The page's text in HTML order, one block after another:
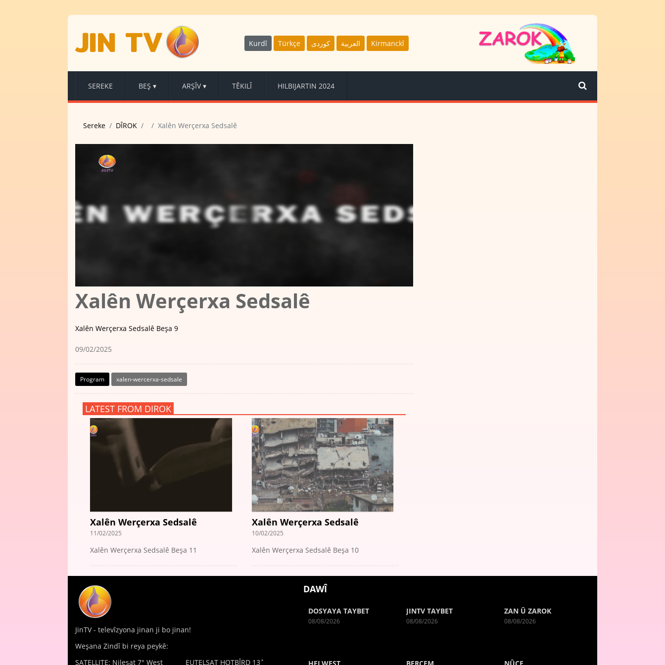
JIN TV Kurdî Türkçe كوردى العربية Kirmanckî
SEREKE BEŞ ▾ ARŞÎV ▾ TÊKILÎ HILBIJARTIN 2024
Sereke DÎROK Xalên Werçerxa Sedsalê
Xalên Werçerxa Sedsalê
Xalên Werçerxa Sedsalê Beşa 9
09/02/2025
Program xalen-wercerxa-sedsale
LATEST FROM DIROK
Xalên Werçerxa Sedsalê
11/02/2025
Xalên Werçerxa Sedsalê Beşa 11
Xalên Werçerxa Sedsalê
10/02/2025
Xalên Werçerxa Sedsalê Beşa 10
JinTV - televîzyona jinan ji bo jinan!
Weşana Zindî bi reya peykê:
SATELLITE: Nilesat 7° West
EUTELSAT HOTBÎRD 13˚
DAWÎ
DOSYAYA TAYBET
08/08/2026
JINTV TAYBET
08/08/2026
ZAN Û ZAROK
08/08/2026